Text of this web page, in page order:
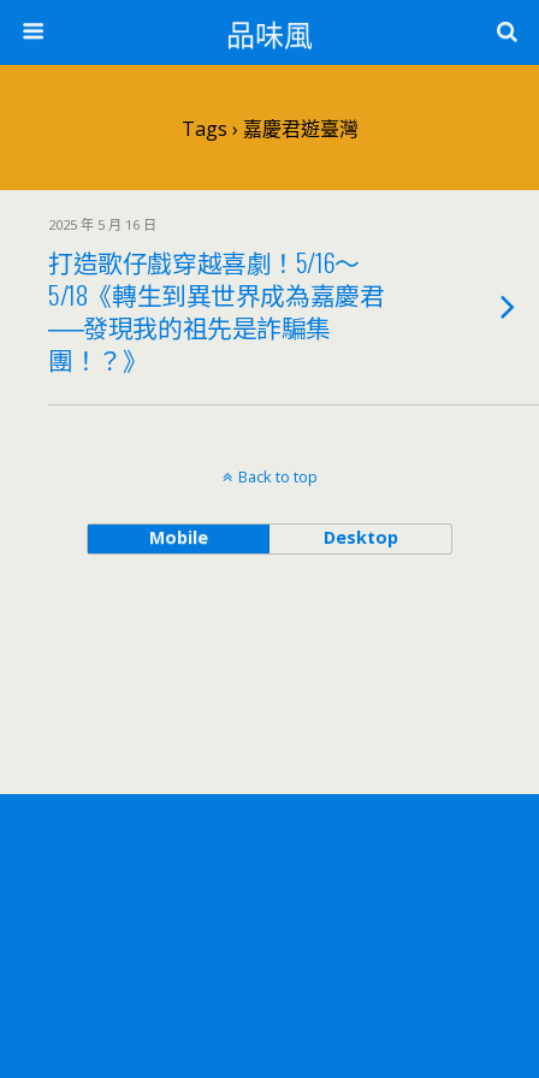
品味風
Tags › 嘉慶君遊臺灣
2025 年 5 月 16 日
打造歌仔戲穿越喜劇！5/16～
5/18《轉生到異世界成為嘉慶君
──發現我的祖先是詐騙集
團！？》
Back to top
Mobile Desktop